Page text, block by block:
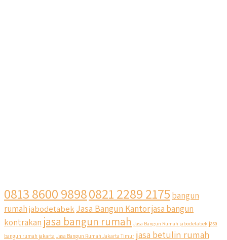
0813 8600 98980821 2289 2175 bangun
rumahjabodetabek Jasa Bangun Kantorjasa bangun
kontrakan jasa bangun rumah Jasa Bangun Rumah jabodetabek jasa
bangun rumah jakarta Jasa Bangun Rumah Jakarta Timur jasa betulin rumah